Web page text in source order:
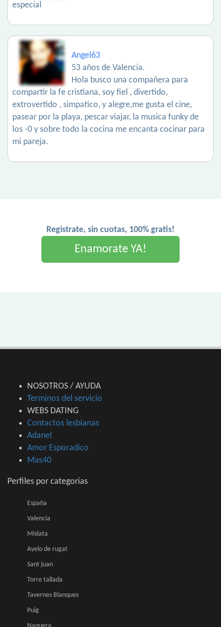
especial
Angel63
53 años de Valencia.
Hola busco una compañera para
compartir la fe cristiana, soy fiel , divertido,
extrovertido , simpatico, y alegre,me gusta el cine,
pasear por la playa, pescar viajar, la musica funky de
los -0 y sobre todo la cocina me encanta cocinar para
mi pareja.
Registrate, sin cuotas, 100% gratis!
Enamorate YA!
NOSOTROS / AYUDA
Terminos del servicio
WEBS DATING
Contactos lesbianas
Adanel
Amor Esporadico
Mas40
Perfiles por categorias
España
Valencia
Mislata
Ayelo de rugat
Sant juan
Torre tallada
Tavernes Blanques
Puig